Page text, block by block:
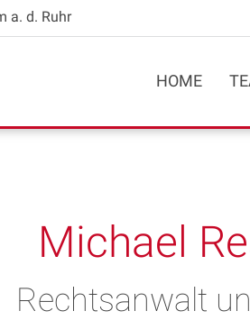
a. d. Ruhr
HOME
Michael
Rechtsanwalt